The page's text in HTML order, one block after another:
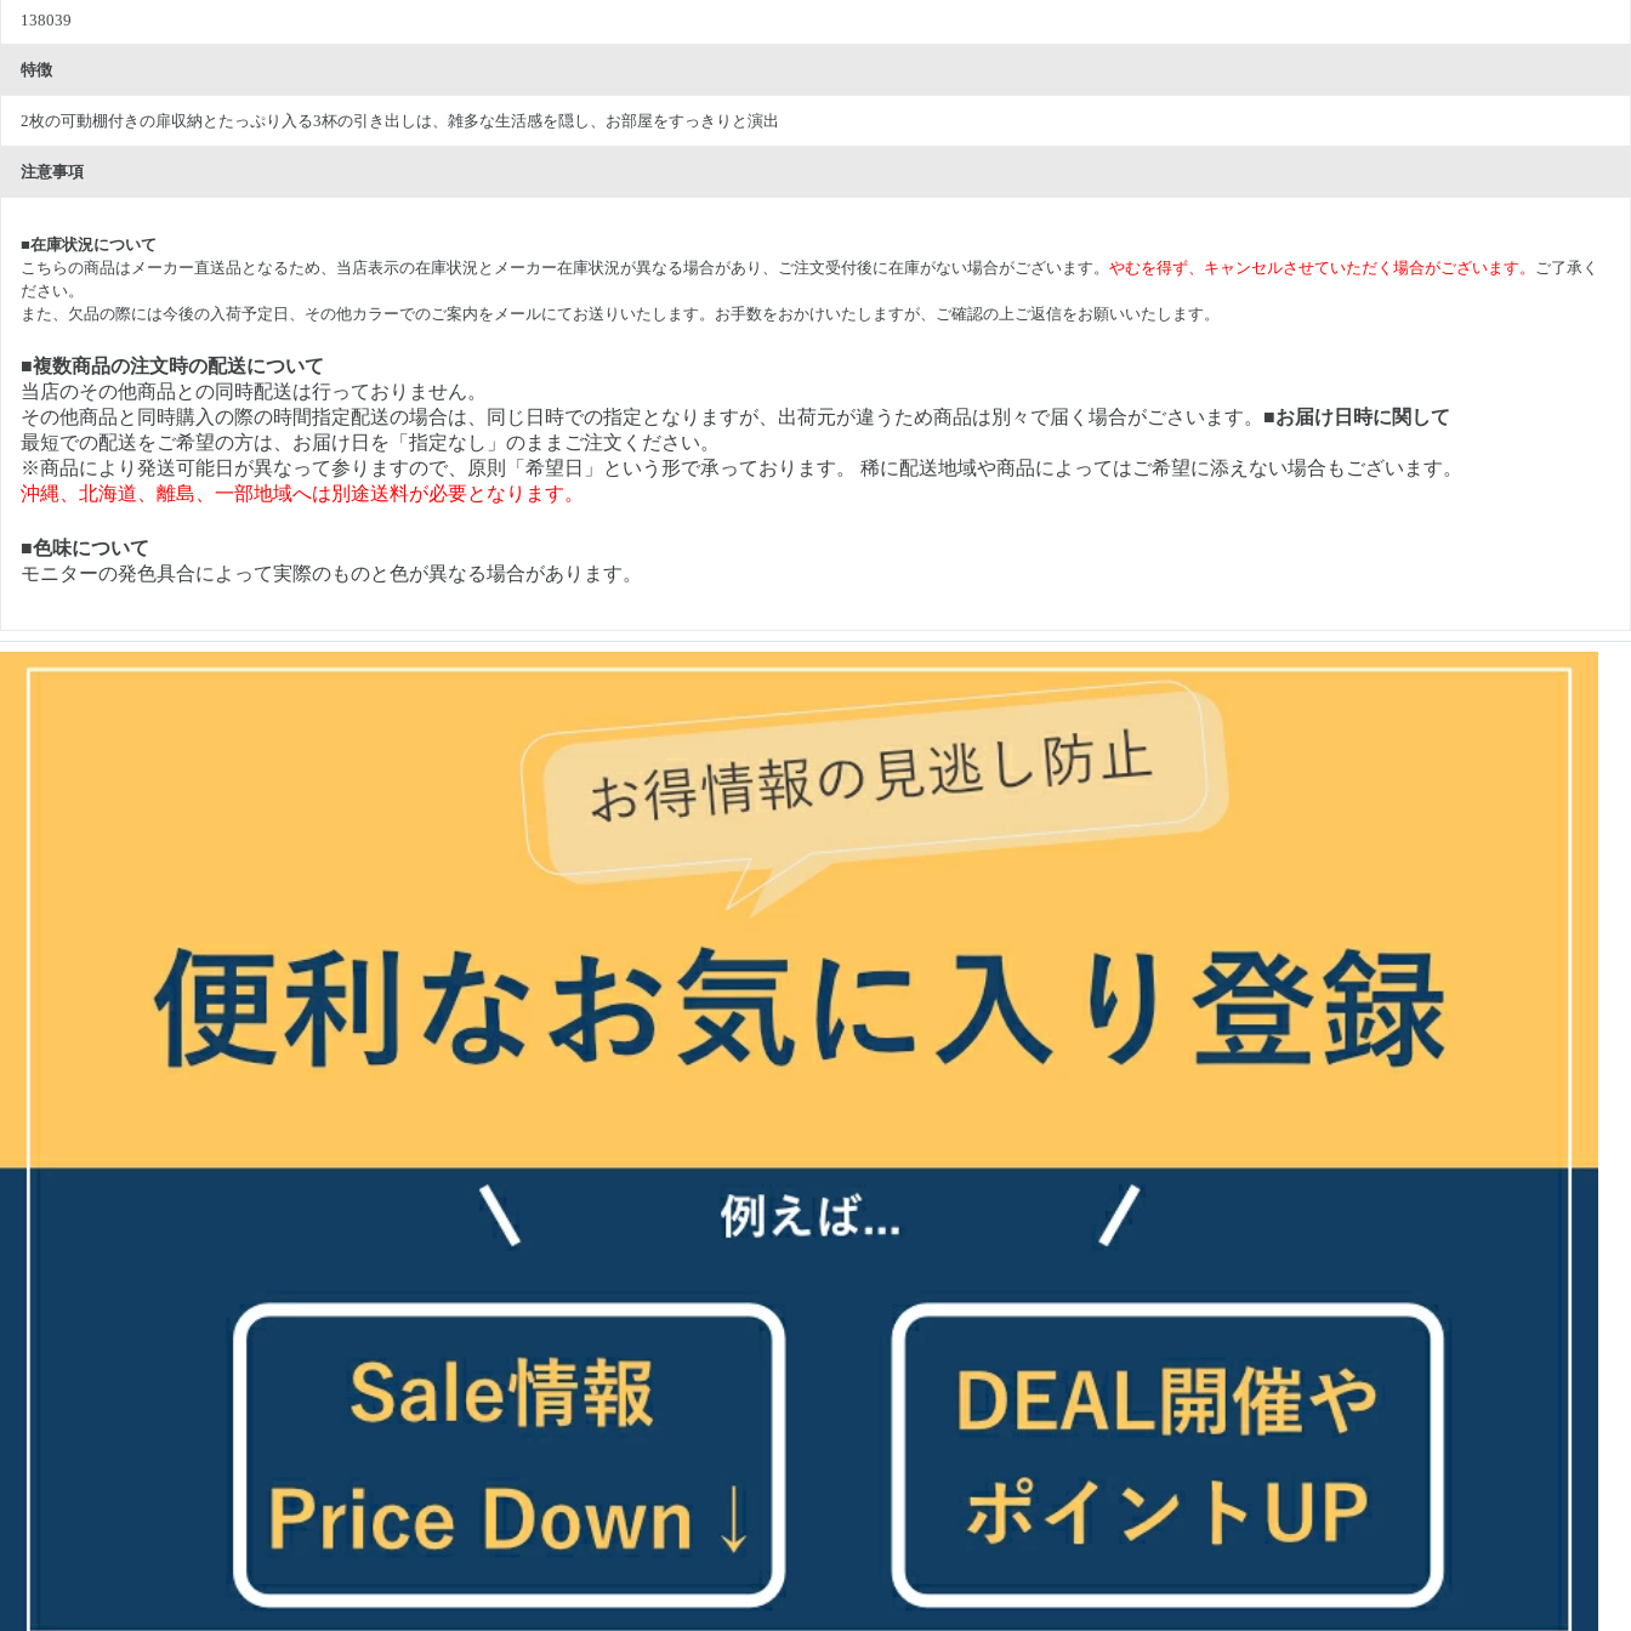
138039
特徴
2枚の可動棚付きの扉収納とたっぷり入る3杯の引き出しは、雑多な生活感を隠し、お部屋をすっきりと演出
注意事項
■在庫状況について
こちらの商品はメーカー直送品となるため、当店表示の在庫状況とメーカー在庫状況が異なる場合があり、ご注文受付後に在庫がない場合がございます。 やむを得ず、キャンセルさせていただく場合がございます。 ご了承く
ださい。
また、欠品の際には今後の入荷予定日、その他カラーでのご案内をメールにてお送りいたします。お手数をおかけいたしますが、ご確認の上ご返信をお願いいたします。
■複数商品の注文時の配送について
当店のその他商品との同時配送は行っておりません。
その他商品と同時購入の際の時間指定配送の場合は、同じ日時での指定となりますが、出荷元が違うため商品は別々で届く場合がごさいます。 ■お届け日時に関して
最短での配送をご希望の方は、お届け日を「指定なし」のままご注文ください。
※商品により発送可能日が異なって参りますので、原則「希望日」という形で承っております。 稀に配送地域や商品によってはご希望に添えない場合もございます。
沖縄、北海道、離島、一部地域へは別途送料が必要となります。
■色味について
モニターの発色具合によって実際のものと色が異なる場合があります。